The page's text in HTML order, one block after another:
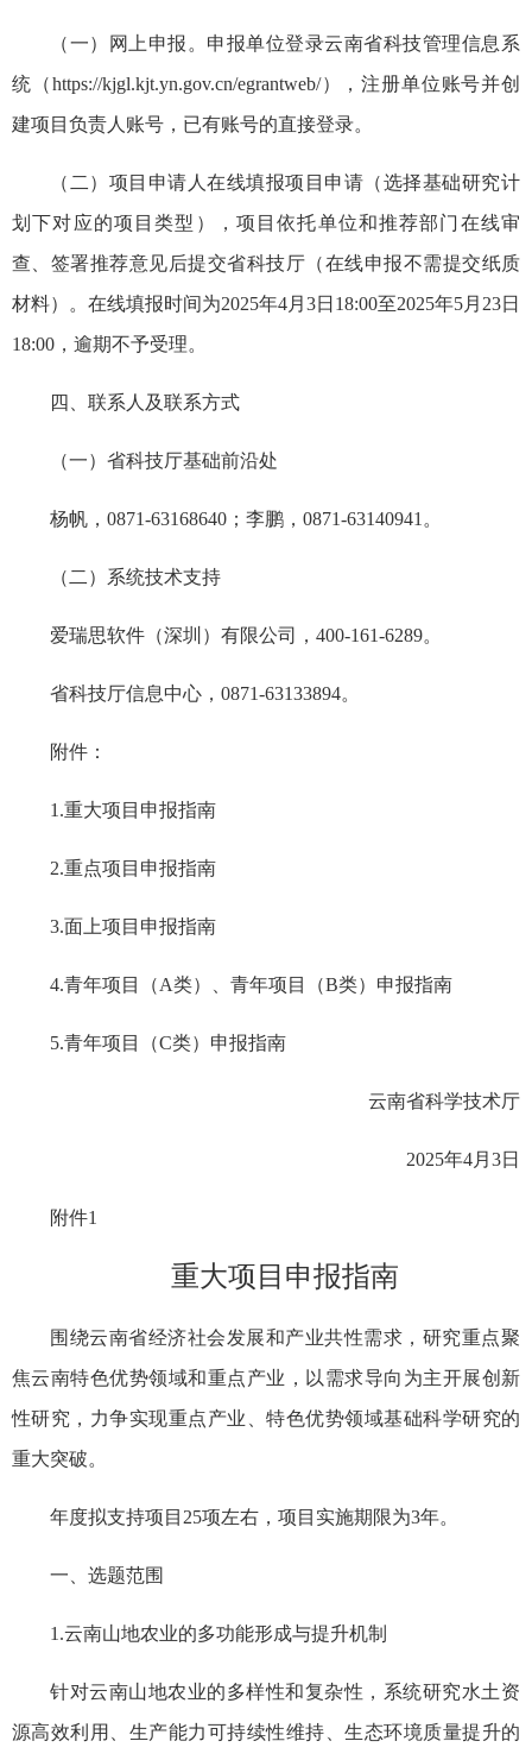
（一）网上申报。申报单位登录云南省科技管理信息系
统（https://kjgl.kjt.yn.gov.cn/egrantweb/），注册单位账号并创
建项目负责人账号，已有账号的直接登录。
（二）项目申请人在线填报项目申请（选择基础研究计
划下对应的项目类型），项目依托单位和推荐部门在线审
查、签署推荐意见后提交省科技厅（在线申报不需提交纸质
材料）。在线填报时间为2025年4月3日18:00至2025年5月23日
18:00，逾期不予受理。
四、联系人及联系方式
（一）省科技厅基础前沿处
杨帆，0871-63168640；李鹏，0871-63140941。
（二）系统技术支持
爱瑞思软件（深圳）有限公司，400-161-6289。
省科技厅信息中心，0871-63133894。
附件：
1.重大项目申报指南
2.重点项目申报指南
3.面上项目申报指南
4.青年项目（A类）、青年项目（B类）申报指南
5.青年项目（C类）申报指南
云南省科学技术厅
2025年4月3日
附件1
重大项目申报指南
围绕云南省经济社会发展和产业共性需求，研究重点聚
焦云南特色优势领域和重点产业，以需求导向为主开展创新
性研究，力争实现重点产业、特色优势领域基础科学研究的
重大突破。
年度拟支持项目25项左右，项目实施期限为3年。
一、选题范围
1.云南山地农业的多功能形成与提升机制
针对云南山地农业的多样性和复杂性，系统研究水土资
源高效利用、生产能力可持续性维持、生态环境质量提升的